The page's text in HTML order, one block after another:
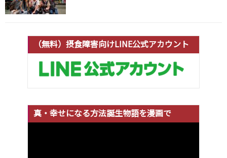
（無料）摂食障害向けLINE公式アカウント
真・幸せになる方法誕生物語を漫画で